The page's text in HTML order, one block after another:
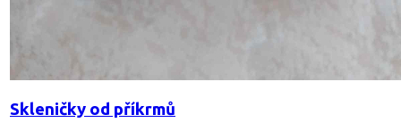
Skleničky od příkrmů